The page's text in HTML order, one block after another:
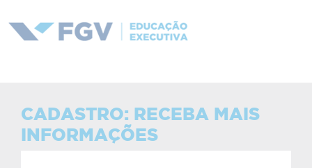
CADASTRO: RECEBA MAIS
INFORMAÇÕES